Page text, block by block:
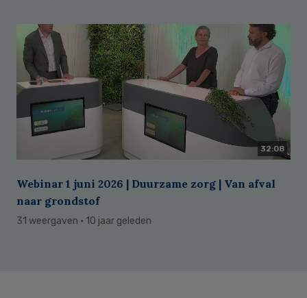
32:08
Webinar 1 juni 2026 | Duurzame zorg | Van afval
naar grondstof
31 weergaven · 10 jaar geleden